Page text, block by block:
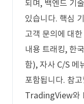
되며, 백엔드 기
있습니다. 핵심
고객 문의에 대
내용 트래킹, 한
함), 자사 C/S 메
포함됩니다. 참
TradingView와